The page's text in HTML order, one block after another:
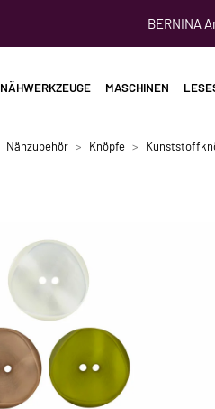
BERNINA
NÄHWERKZEUGE MASCHINEN
Nähzubehör Knöpfe